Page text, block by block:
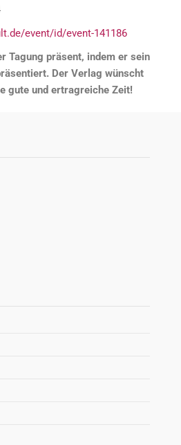
event/id/event-141186
Tagung präsent, indem er sein
Der Verlag wünscht
gute und ertragreiche Zeit!